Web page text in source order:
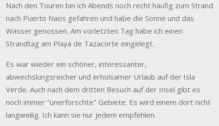
Nach den Touren bin ich Abends noch recht häufig zum Strand
nach Puerto Naos gefahren und habe die Sonne und das
Wasser genossen. Am vorletzten Tag habe ich einen
Strandtag am Playa de Tazacorte eingelegt.
Es war wieder ein schöner, interessanter,
abwechslungsreicher und erholsamer Urlaub auf der Isla
Verde. Auch nach dem dritten Besuch auf der Insel gibt es
noch immer "unerforschte" Gebiete. Es wird einem dort nicht
langweilig. Ich kann sie nur jedem empfehlen.